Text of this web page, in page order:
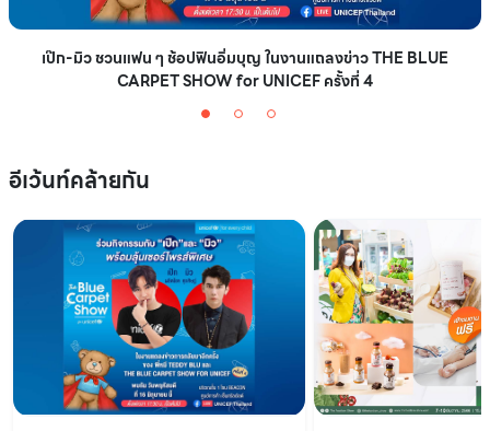
เป๊ก-มิว ชวนแฟน ๆ ช้อปฟินอิ่มบุญ ในงานแถลงข่าว THE BLUE
CARPET SHOW for UNICEF ครั้งที่ 4
อีเว้นท์คล้ายกัน